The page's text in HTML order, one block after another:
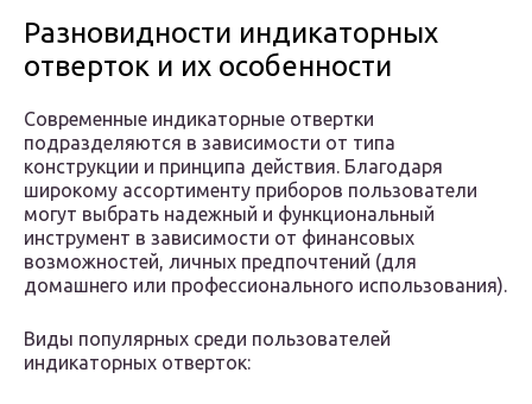
Разновидности индикаторных
отверток и их особенности
Современные индикаторные отвертки
подразделяются в зависимости от типа
конструкции и принципа действия. Благодаря
широкому ассортименту приборов пользователи
могут выбрать надежный и функциональный
инструмент в зависимости от финансовых
возможностей, личных предпочтений (для
домашнего или профессионального использования).
Виды популярных среди пользователей
индикаторных отверток: